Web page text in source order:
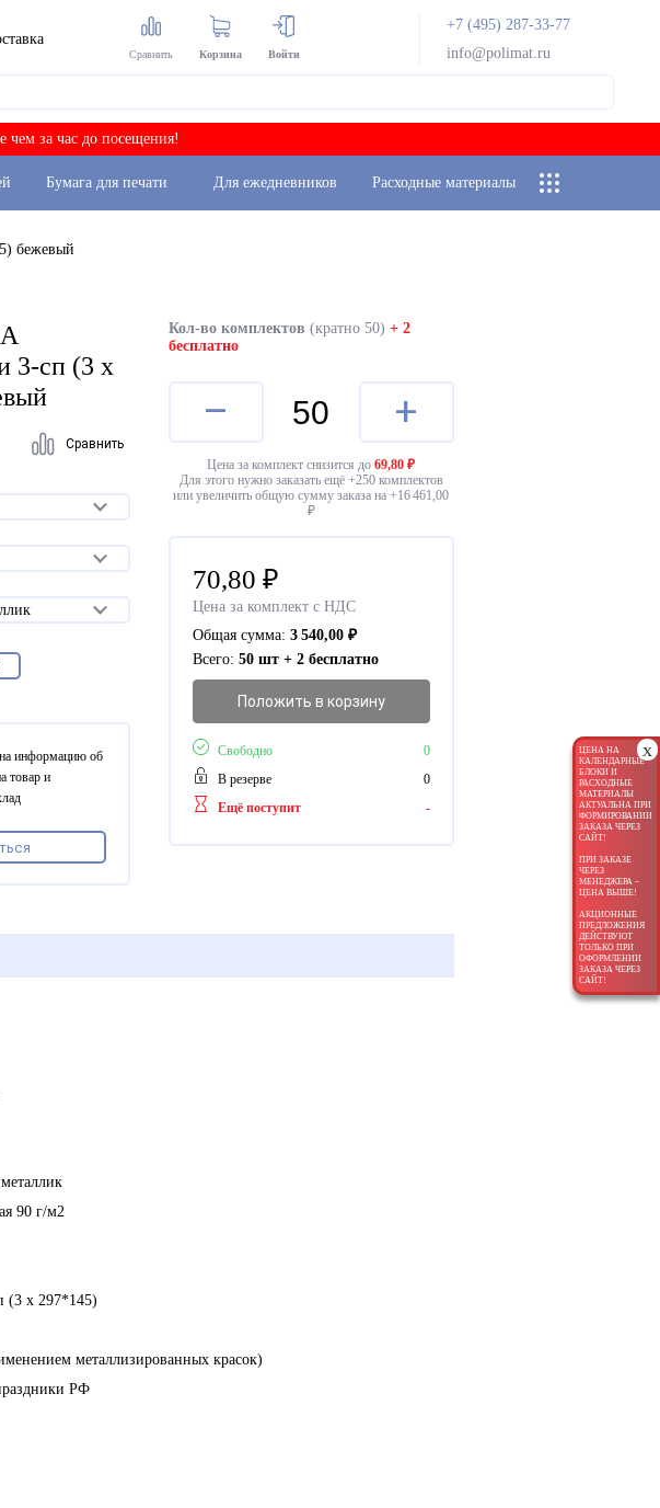
Сравнить Корзина Войти
+7 (495) 287-33-77
info@polimat.ru
чем за час до посещения!
Бумага для печати Для ежедневников Расходные материалы
x
ЦЕНА НА
КАЛЕНДАРНЫЕ
БЛОКИ И
РАСХОДНЫЕ
МАТЕРИАЛЫ
АКТУАЛЬНА ПРИ
ФОРМИРОВАНИИ
ЗАКАЗА ЧЕРЕЗ
САЙТ!
ПРИ ЗАКАЗЕ
ЧЕРЕЗ
МЕНЕДЖЕРА –
ЦЕНА ВЫШЕ!
АКЦИОННЫЕ
ПРЕДЛОЖЕНИЯ
ДЕЙСТВУЮТ
ТОЛЬКО ПРИ
ОФОРМЛЕНИИ
ЗАКАЗА ЧЕРЕЗ
САЙТ!
бежевый
3-сп (3 х
Сравнить
Кол-во комплектов (кратно 50) + 2
бесплатно
– +
Цена за комплект снизится до69,80 ₽
Для этого нужно заказать ещё +250комплектов
или увеличить общую сумму заказа на +16 461,00
₽
70,80 ₽
Цена за комплект с НДС
Общая сумма: 3 540,00₽
Всего: 50 шт + 2 бесплатно
Положить в корзину
Свободно
0
В резерве
0
Ещё поступит
-
информацию об
товар и
90 г/м2
(3 х 297*145)
металлизированных красок)
РФ